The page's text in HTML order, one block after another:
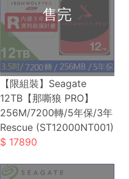
【限組裝】Seagate
12TB【那嘶狼 PRO】
256M/7200轉/5年保/3年
Rescue (ST12000NT001)
17890